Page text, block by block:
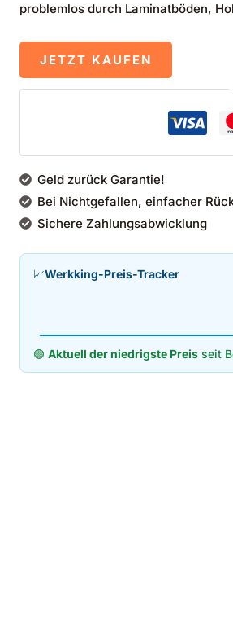
problemlos durch Laminatböden,
JETZT KAUFEN
Geld zurück Garantie!
Bei Nichtgefallen, einfacher
Sichere Zahlungsabwicklung
📈Werkking-Preis-Tracker
🟢 Aktuell der niedrigste Preisseit